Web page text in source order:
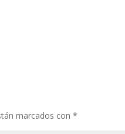
marcados con*